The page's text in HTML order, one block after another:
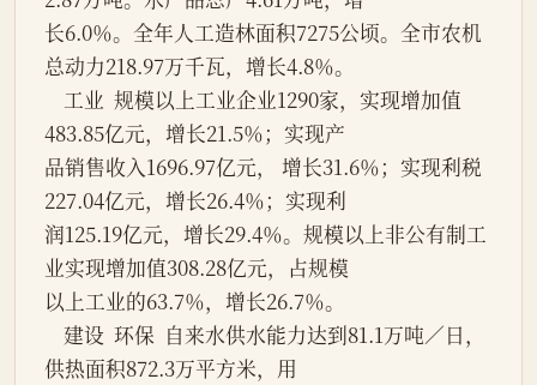
长6.0％。全年人工造林面积7275公顷。全市农机
总动力218.97万千瓦，增长4.8％。
483.85亿元，增长21.5％；实现产
品销售收入1696.97亿元， 增长31.6％；实现利税
227.04亿元，增长26.4％；实现利
润125.19亿元，增长29.4％。规模以上非公有制工
业实现增加值308.28亿元，占规模
以上工业的63.7％，增长26.7％。
供热面积872.3万平方米，用